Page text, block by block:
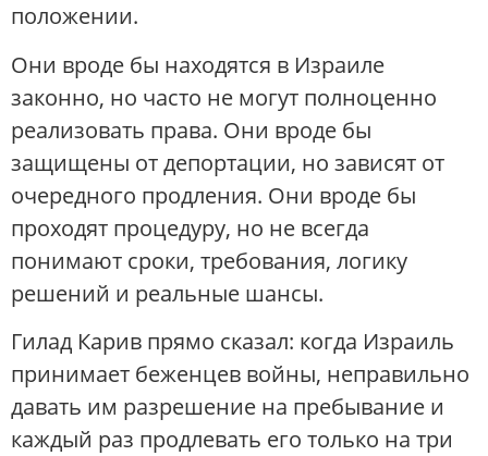
положении.
Они вроде бы находятся в Израиле
законно, но часто не могут полноценно
реализовать права. Они вроде бы
защищены от депортации, но зависят от
очередного продления. Они вроде бы
проходят процедуру, но не всегда
понимают сроки, требования, логику
решений и реальные шансы.
Гилад Карив прямо сказал: когда Израиль
принимает беженцев войны, неправильно
давать им разрешение на пребывание и
каждый раз продлевать его только на три